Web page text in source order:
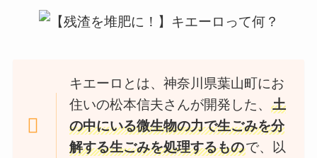
キエーロとは、神奈川県葉山町にお
住いの松本信夫さんが開発した、 土
の中にいる微生物の力で生ごみを分
解する生ごみを処理するもので、以